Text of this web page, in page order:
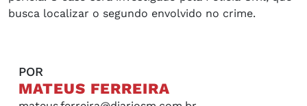
busca localizar o segundo envolvido no crime.
POR
MATEUS FERREIRA